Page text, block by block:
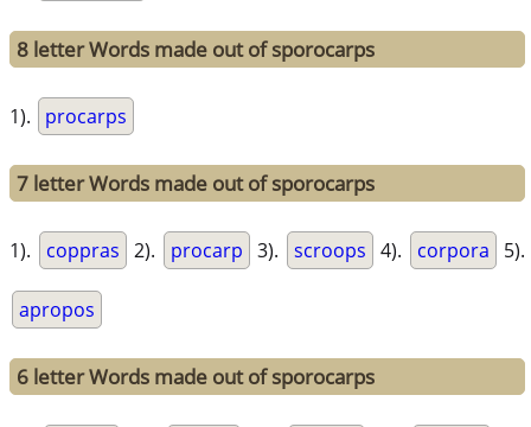
8 letter Words made out of sporocarps
1). procarps
7 letter Words made out of sporocarps
1). coppras 2). procarp 3). scroops 4). corpora 5).
apropos
6 letter Words made out of sporocarps